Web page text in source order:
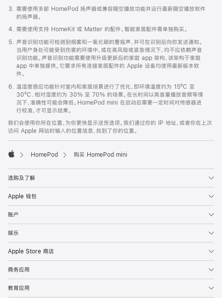
需要使用多部 HomePod 扬声器或兼容隔空播放功能并运行最新隔空播放软件
的扬声器。
需要使用支持 HomeKit 或 Matter 的配件。智能家居配件需单独购买。
声音识别功能可检测到烟雾和一氧化碳的警报声，并可在识别后向你发送通知。
当用户身处可能受到伤害的环境中，或在高风险或紧急情况下，均不应依赖声音
识别功能。声音识别功能需要使用升级更新后的家庭 app 架构，该架构于家庭
app 中单独提供。它要求所有连接家居配件的 Apple 设备均使用最新版本软
件。
温湿度感应功能针对室内和家居场景进行了优化，即环境温度约为 15ºC 至
30ºC、相对湿度约为 30% 至 70% 的场景。在长时间以高音量播放音频等情
况下，准确性可能会降低。HomePod mini 在启动后需要一定时间对传感器进
行校准，才可显示结果。
我们会使用你所在位置，为你更快显示送货选项。我们通过你的 IP 地址，或者你在上次
访问 Apple 网站时输入的位置信息，找到了你的位置。
HomePod 购买 HomePod mini
选购及了解
Apple 钱包
账户
娱乐
Apple Store 商店
商务应用
教育应用